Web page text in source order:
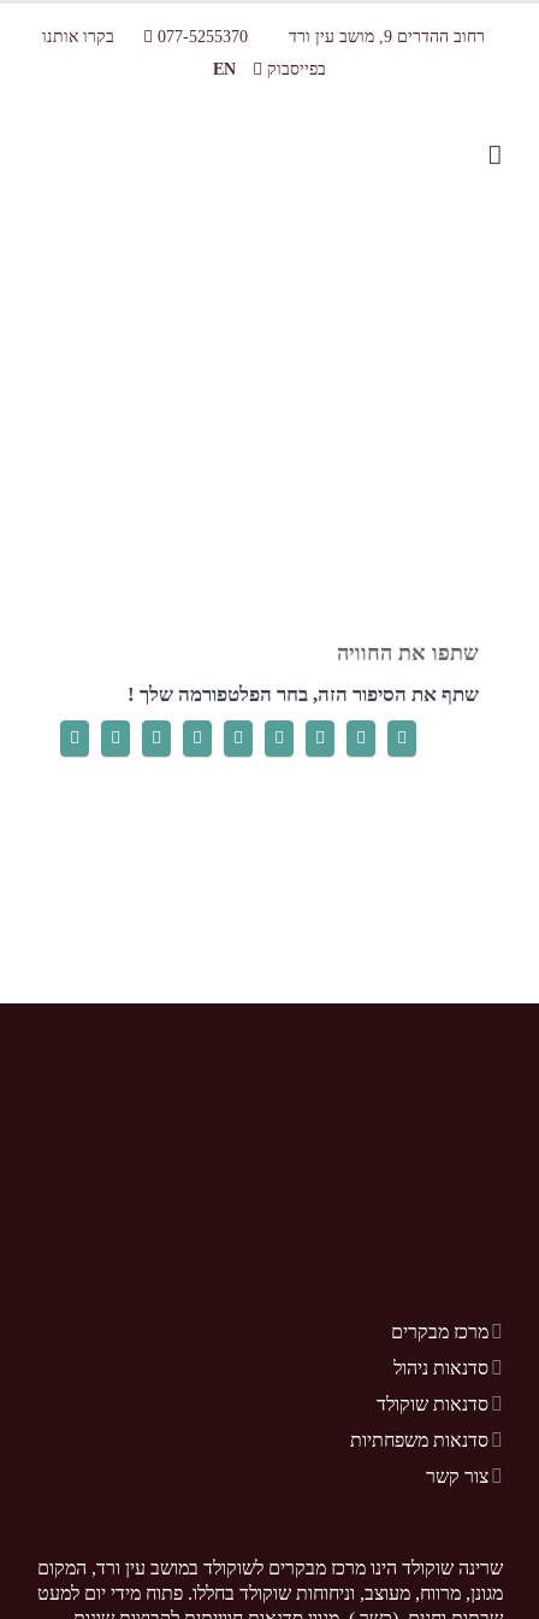
רחוב ההדרים 9, מושב עין ורד 077-5255370
בקרו אותנו
בפייסבוק
EN
שתף את הסיפור הזה, בחר הפלטפורמה שלך !
מרכז מבקרים
סדנאות ניהול
סדנאות שוקולד
סדנאות משפחתיות
צור קשר
שרינה שוקולד הינו מרכז מבקרים לשוקולד במושב עין ורד, המקום
מגונן, מרווח, מעוצב, וניחוחות שוקולד בחללו. פתוח מידי יום למעט